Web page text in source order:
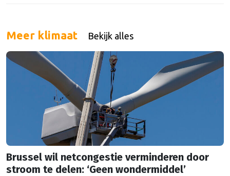
Meer klimaat Bekijk alles
Brussel wil netcongestie verminderen door
stroom te delen: ‘Geen wondermiddel’